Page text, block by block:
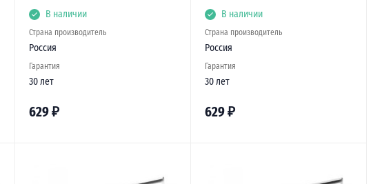
В наличии
Страна производитель
Россия
Гарантия
30 лет
629₽
В наличии
Страна производитель
Россия
Гарантия
30 лет
629₽